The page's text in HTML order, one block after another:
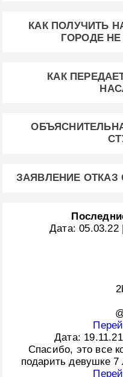
КАК ПОЛУЧИТЬ
ГОРОДЕ
КАК
ЗАЯВЛЕНИЕ ОТКАЗ
Дата:05.03.22
Дата: 19.11.21
Спасибо, это все
подарить девушке